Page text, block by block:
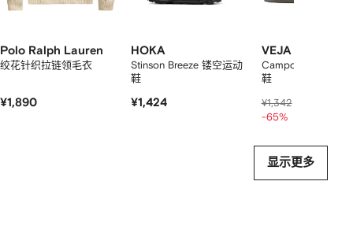
Polo Ralph Lauren
绞花针织拉链领毛衣
¥1,890
HOKA
Stinson Breeze 镂空运动
鞋
¥1,424
VEJA
Campo bold 绒面
鞋
¥1,342
-65%
显示更多